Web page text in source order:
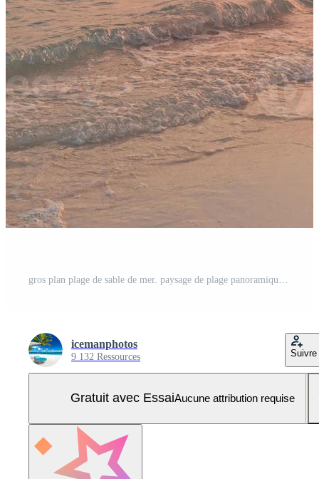
icemanphotos
9 132 Ressources Suivre
Gratuit avec EssaiAucune attribution requise